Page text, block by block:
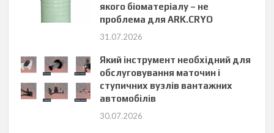
якого біоматеріалу – не
проблема для ARK.CRYO
31.07.2026
Який інструмент необхідний для
обслуговування маточин і
ступичних вузлів вантажних
автомобілів
30.07.2026